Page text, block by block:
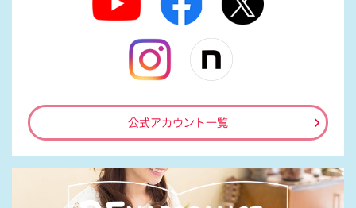
公式アカウント一覧